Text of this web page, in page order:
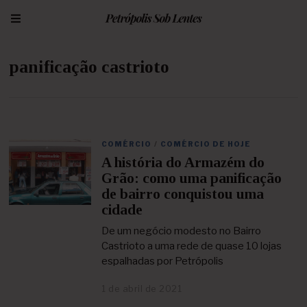
panificação castrioto
COMÉRCIO / COMÉRCIO DE HOJE
A história do Armazém do
Grão: como uma panificação
de bairro conquistou uma
cidade
De um negócio modesto no Bairro
Castrioto a uma rede de quase 10 lojas
espalhadas por Petrópolis